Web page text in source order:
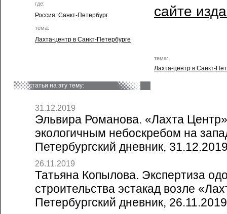
где:
Россия. Санкт-Петербург
тема:
Лахта-центр в Санкт-Петербурге
сайте
тема:
Лахта-центр в Санкт-
статьи на эту тему:
31.12.2019
Эльвира Романова. «Лахта
экологичным небоскребом на
Петербургский дневник,
26.11.2019
Татьяна Копылова. Экспертиза
строительства эстакад возле
Петербургский дневник, 26.11.2019